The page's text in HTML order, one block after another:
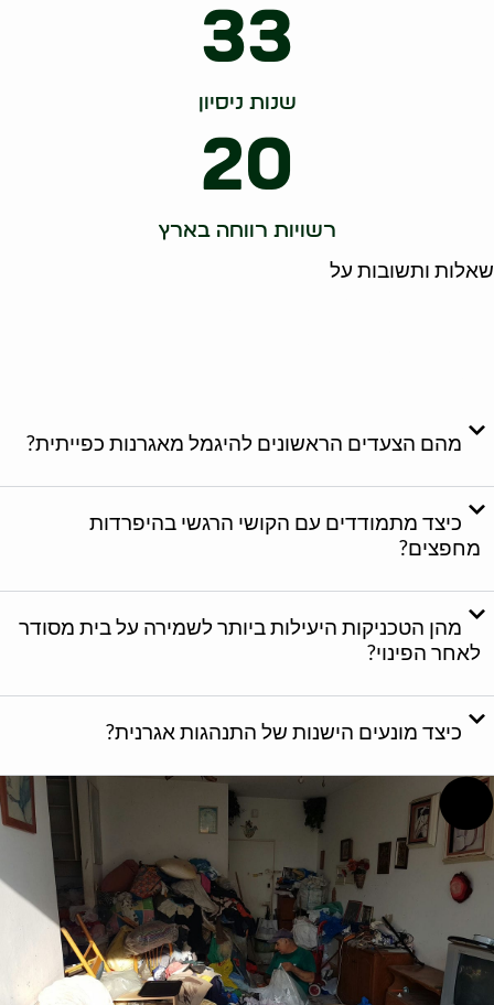
שנות ניסיון
33
רשויות רווחה בארץ
20
שאלות ותשובות על
מהם הצעדים הראשונים להיגמל מאגרנות כפייתית?
כיצד מתמודדים עם הקושי הרגשי בהיפרדות
מחפצים?
מהן הטכניקות היעילות ביותר לשמירה על בית מסודר
לאחר הפינוי?
כיצד מונעים הישנות של התנהגות אגרנית?